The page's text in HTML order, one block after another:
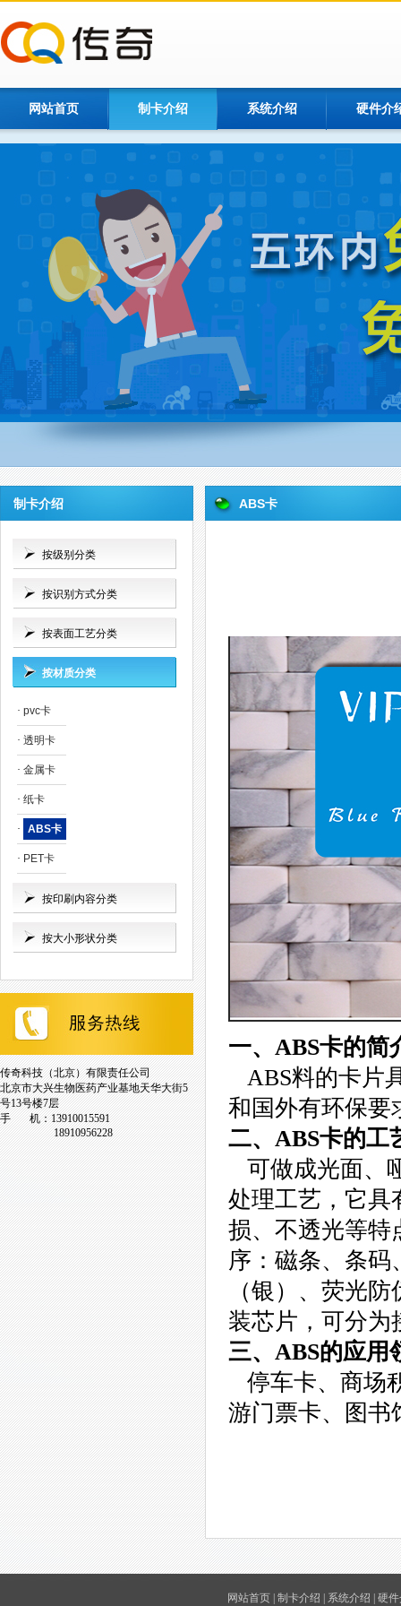
网站首页 制卡介绍 系统介绍 硬件介
制卡介绍
按级别分类
按识别方式分类
按表面工艺分类
按材质分类
· pvc卡
· 透明卡
· 金属卡
· 纸卡
· ABS卡
· PET卡
按印刷内容分类
按大小形状分类
传奇科技（北京）有限责任公司
北京市大兴生物医药产业基地天华大街5
号13号楼7层
手 机：13910015591
18910956228
ABS卡
一、ABS卡的简
ABS料的卡片
和国外有环保要
二、ABS卡的工
可做成光面、
处理工艺，它具
损、不透光等特
序：磁条、条码
（银）、荧光
装芯片，可分为
三、ABS的应用
停车卡、商场
游门票卡、图书
网站首页| 制卡介绍 系统介绍 硬